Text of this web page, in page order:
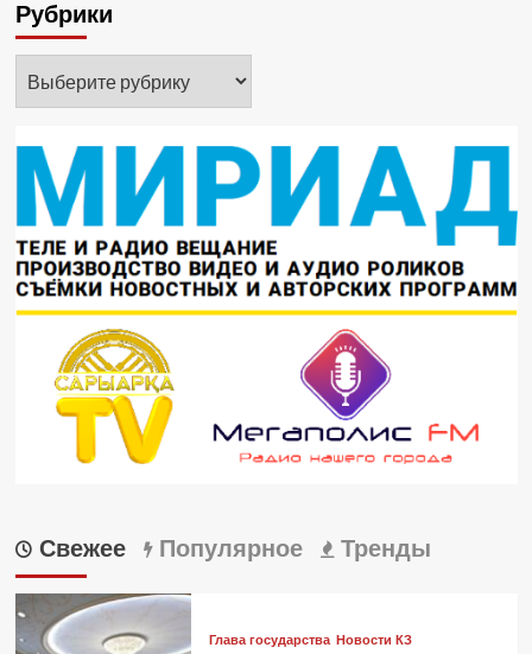
Рубрики
Свежее Популярное Тренды
Глава государства Новости КЗ